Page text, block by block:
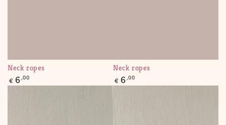
Neck ropes
Regular
price
€ 6,00
Neck ropes
Regular
price
€ 6,00